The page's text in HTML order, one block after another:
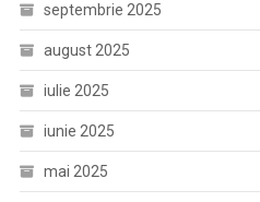
septembrie 2025
august 2025
iulie 2025
iunie 2025
mai 2025